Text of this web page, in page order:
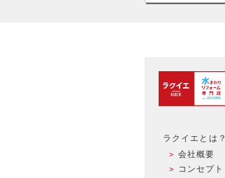
ラクイエとは？
会社概要
コンセプト